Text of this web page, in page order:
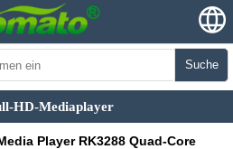
Suche
HD-Mediaplayer
Player RK3288 Quad-Core